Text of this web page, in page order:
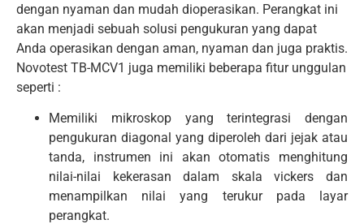
dengan nyaman dan mudah dioperasikan. Perangkat ini
akan menjadi sebuah solusi pengukuran yang dapat
Anda operasikan dengan aman, nyaman dan juga praktis.
Novotest TB-MCV1 juga memiliki beberapa fitur unggulan
seperti :
Memiliki mikroskop yang terintegrasi dengan
pengukuran diagonal yang diperoleh dari jejak atau
tanda, instrumen ini akan otomatis menghitung
nilai-nilai kekerasan dalam skala vickers dan
menampilkan nilai yang terukur pada layar
perangkat.